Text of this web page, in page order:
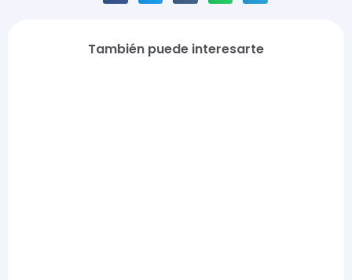
También puede interesarte